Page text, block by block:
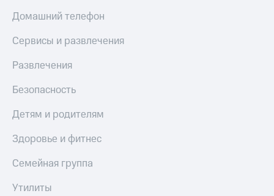
Домашний телефон
Сервисы и развлечения
Развлечения
Безопасность
Детям и родителям
Здоровье и фитнес
Семейная группа
Утилиты